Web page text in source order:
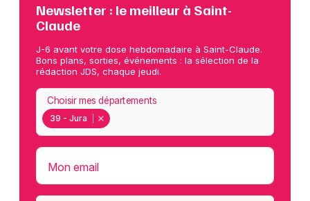
Newsletter : le meilleur à Saint-
Claude
J-6 avant votre dose hebdomadaire à Saint-Claude.
Bons plans, sorties, événements : la sélection de la
rédaction JDS, chaque jeudi.
39 - Jura
Choisir mes départements
Mon email